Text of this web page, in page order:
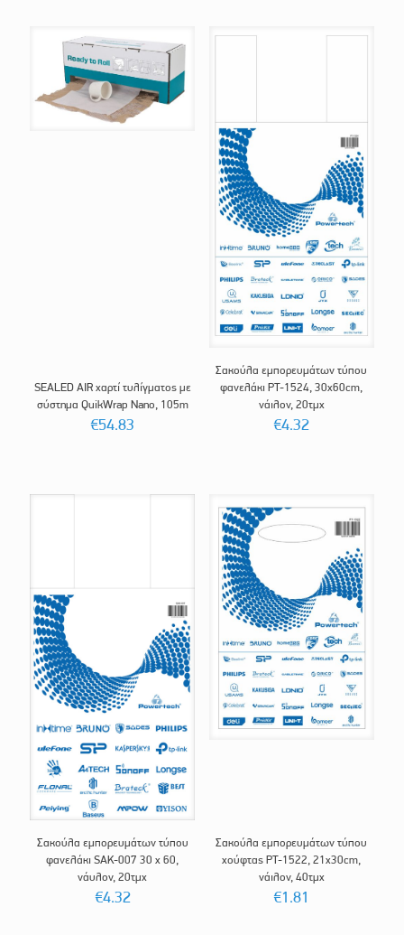
SEALED AIR χαρτί τυλίγματος με
σύστημα QuikWrap Nano, 105m
€54.83
Σακούλα εμπορευμάτων τύπου
φανελάκι PT-1524, 30x60cm,
νάιλον, 20τμχ
€4.32
Σακούλα εμπορευμάτων τύπου
φανελάκι SAK-007 30 x 60,
νάυλον, 20τμχ
€4.32
Σακούλα εμπορευμάτων τύπου
χούφτας PT-1522, 21x30cm,
νάιλον, 40τμχ
€1.81